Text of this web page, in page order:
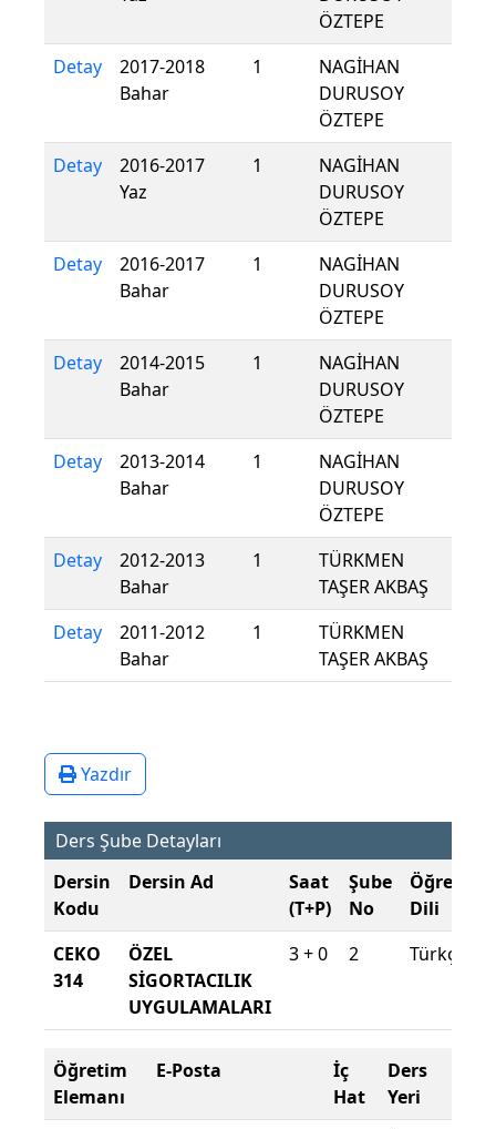
ÖZTEPE
Detay
2017-2018
Bahar
1
NAGİHAN
DURUSOY
ÖZTEPE
Detay
2016-2017
Yaz
1
NAGİHAN
DURUSOY
ÖZTEPE
Detay
2016-2017
Bahar
1
NAGİHAN
DURUSOY
ÖZTEPE
Detay
2014-2015
Bahar
1
NAGİHAN
DURUSOY
ÖZTEPE
Detay
2013-2014
Bahar
1
NAGİHAN
DURUSOY
ÖZTEPE
Detay
2012-2013
Bahar
1
TÜRKMEN
TAŞER AKBAŞ
Detay
2011-2012
Bahar
1
TÜRKMEN
TAŞER AKBAŞ
Yazdır
Ders Şube Detayları
Dersin
Kodu
Dersin Ad
Saat
(T+P)
Şube
No
Öğretim
Dili
CEKO
314
ÖZEL
SİGORTACILIK
UYGULAMALARI
3 + 0 2 Türkçe
Öğretim
Elemanı
E-Posta
İç
Hat
Ders
Yeri